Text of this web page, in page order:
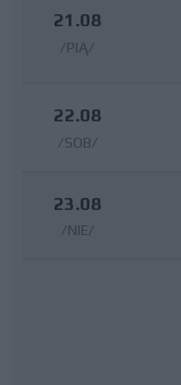
21.08
/PIĄ/
22.08
/SOB/
23.08
/NIE/